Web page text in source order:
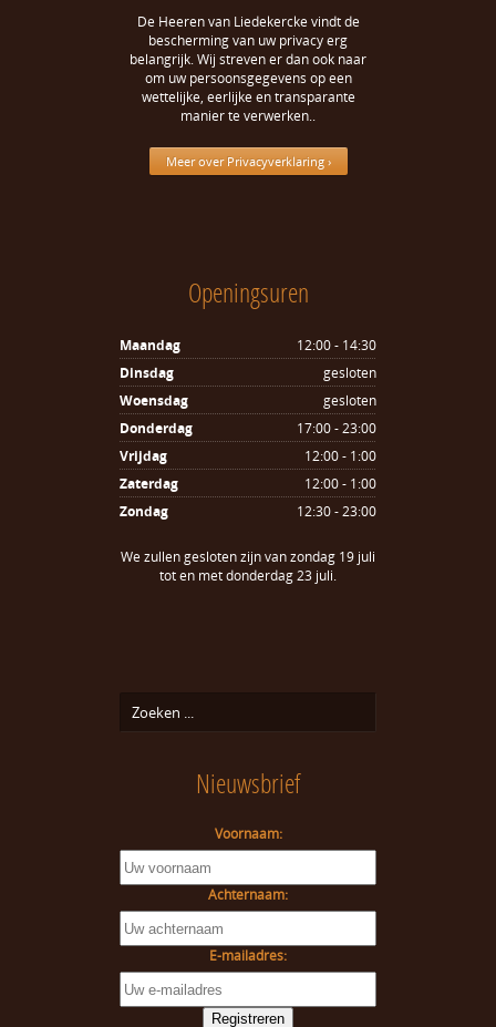
De Heeren van Liedekercke vindt de
bescherming van uw privacy erg
belangrijk. Wij streven er dan ook naar
om uw persoonsgegevens op een
wettelijke, eerlijke en transparante
manier te verwerken..
Meer over Privacyverklaring ›
Openingsuren
Maandag
12:00 - 14:30
Dinsdag
gesloten
Woensdag
gesloten
Donderdag
17:00 - 23:00
Vrijdag
12:00 - 1:00
Zaterdag
12:00 - 1:00
Zondag
12:30 - 23:00
We zullen gesloten zijn van zondag 19 juli
tot en met donderdag 23 juli.
Nieuwsbrief
Voornaam:
Achternaam:
E-mailadres: